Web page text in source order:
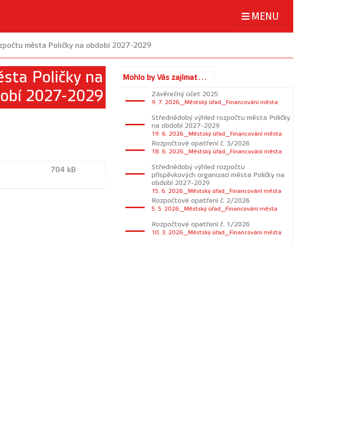
MENU
města Poličky na období 2027-2029
Poličky na
2027-2029
704 kB
Mohlo by Vás zajímat...
Závěrečný účet 2025
9. 7. 2026_Městský úřad_Financování města
Střednědobý výhled rozpočtu města Poličky
na období 2027-2029
19. 6. 2026_Městský úřad_Financování města
Rozpočtové opatření č. 3/2026
18. 6. 2026_Městský úřad_Financování města
Střednědobý výhled rozpočtu
příspěvkových organizací města Poličky na
období 2027-2029
15. 6. 2026_Městský úřad_Financování města
Rozpočtové opatření č. 2/2026
5. 5. 2026_Městský úřad_Financování města
Rozpočtové opatření č. 1/2026
10. 3. 2026_Městský úřad_Financování města